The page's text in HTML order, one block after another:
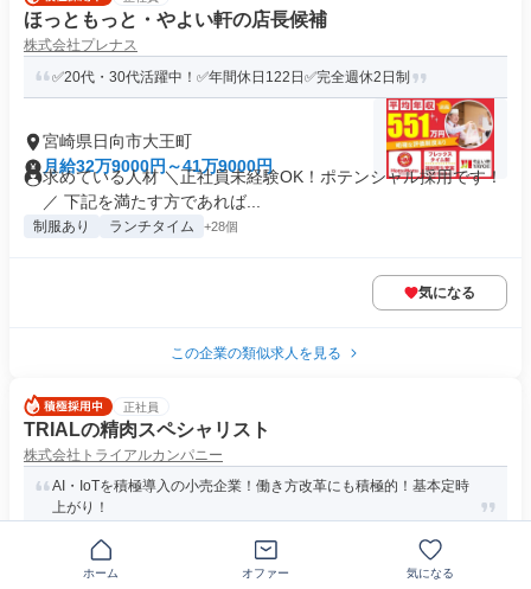
ほっともっと・やよい軒の店長候補
株式会社プレナス
✅20代・30代活躍中！✅年間休日122日✅完全週休2日制
宮崎県日向市大王町
月給32万9000円～41万9000円
求めている人材 ＼正社員未経験OK！ポテンシャル採用です！
／ 下記を満たす方であれば...
制服あり ランチタイム +28個
気になる
この企業の類似求人を見る
正社員
TRIALの精肉スペシャリスト
株式会社トライアルカンパニー
AI・IoTを積極導入の小売企業！働き方改革にも積極的！基本定時
上がり！
宮崎県日向市大字日知屋
ホーム オファー 気になる